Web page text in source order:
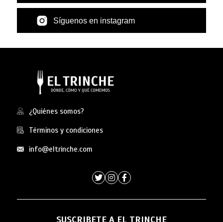
Síguenos en instagram
¿Quiénes somos?
Términos y condiciones
info@eltrinche.com
SUSCRIBETE A EL TRINCHE